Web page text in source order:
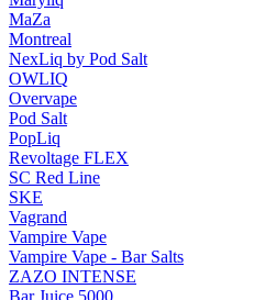
MaZa
Montreal
NexLiq by Pod Salt
OWLIQ
Overvape
Pod Salt
PopLiq
Revoltage FLEX
SC Red Line
SKE
Vagrand
Vampire Vape
Vampire Vape - Bar Salts
ZAZO INTENSE